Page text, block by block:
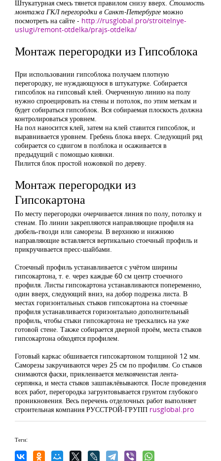
Штукатурная смесь тянется правилом снизу вверх. Стоимость
монтажа ГКЛ перегородки в Санкт-Петербурге можно
посмотреть на сайте - http://rusglobal.pro/stroitelnye-
uslugi/remont-otdelka/prajs-otdelka/
Монтаж перегородки из Гипсоблока
При использовании гипсоблока получаем плотную
перегородку, не нуждающуюся в штукатурке. Собирается
гипсоблок на гипсовый клей. Очерченную линию на полу
нужно спроецировать на стены и потолок, по этим меткам и
будет собираться гипсоблок. Вся собираемая плоскость должна
контролироваться уровнем.
На пол наносится клей, затем на клей ставится гипсоблок, и
выравнивается уровнем. Гребень блока вверх. Следующий ряд
собирается со сдвигом в полблока и осаживается в
предыдущий с помощью киянки.
Пилится блок простой ножовкой по дереву.
Монтаж перегородки из
Гипсокартона
По месту перегородки очерчивается линия по полу, потолку и
стенам. По линии закрепляются направляющие профиля на
дюбель-гвозди или саморезы. В верхнюю и нижнюю
направляющие вставляется вертикально стоечный профиль и
прикручивается пресс-шайбами.
Стоечный профиль устанавливается с учётом ширины
гипсокартона, т. е. через каждые 60 см центр стоечного
профиля. Листы гипсокартона устанавливаются попеременно,
один вверх, следующий вниз, на добор подрезка листа. В
местах горизонтальных стыков гипсокартона на стоечные
профиля устанавливается горизонтально дополнительный
профиль, чтобы стыки гипсокартона не трескались на уже
готовой стене. Также собирается дверной проём, места стыков
гипсокартона обходятся профилем.
Готовый каркас обшивается гипсокартоном толщиной 12 мм.
Саморезы закручиваются через 25 см по профилям. Со стыков
снимаются фаски, приклеивается мелкоячеистая лента-
серпянка, и места стыков зашпаклёвываются. После проведения
всех работ, перегородка загрунтовывается грунтом глубокого
проникновения. Весь перечень отделочных работ выполняет
строительная компания РУССТРОЙ-ГРУПП rusglobal.pro
Теги: